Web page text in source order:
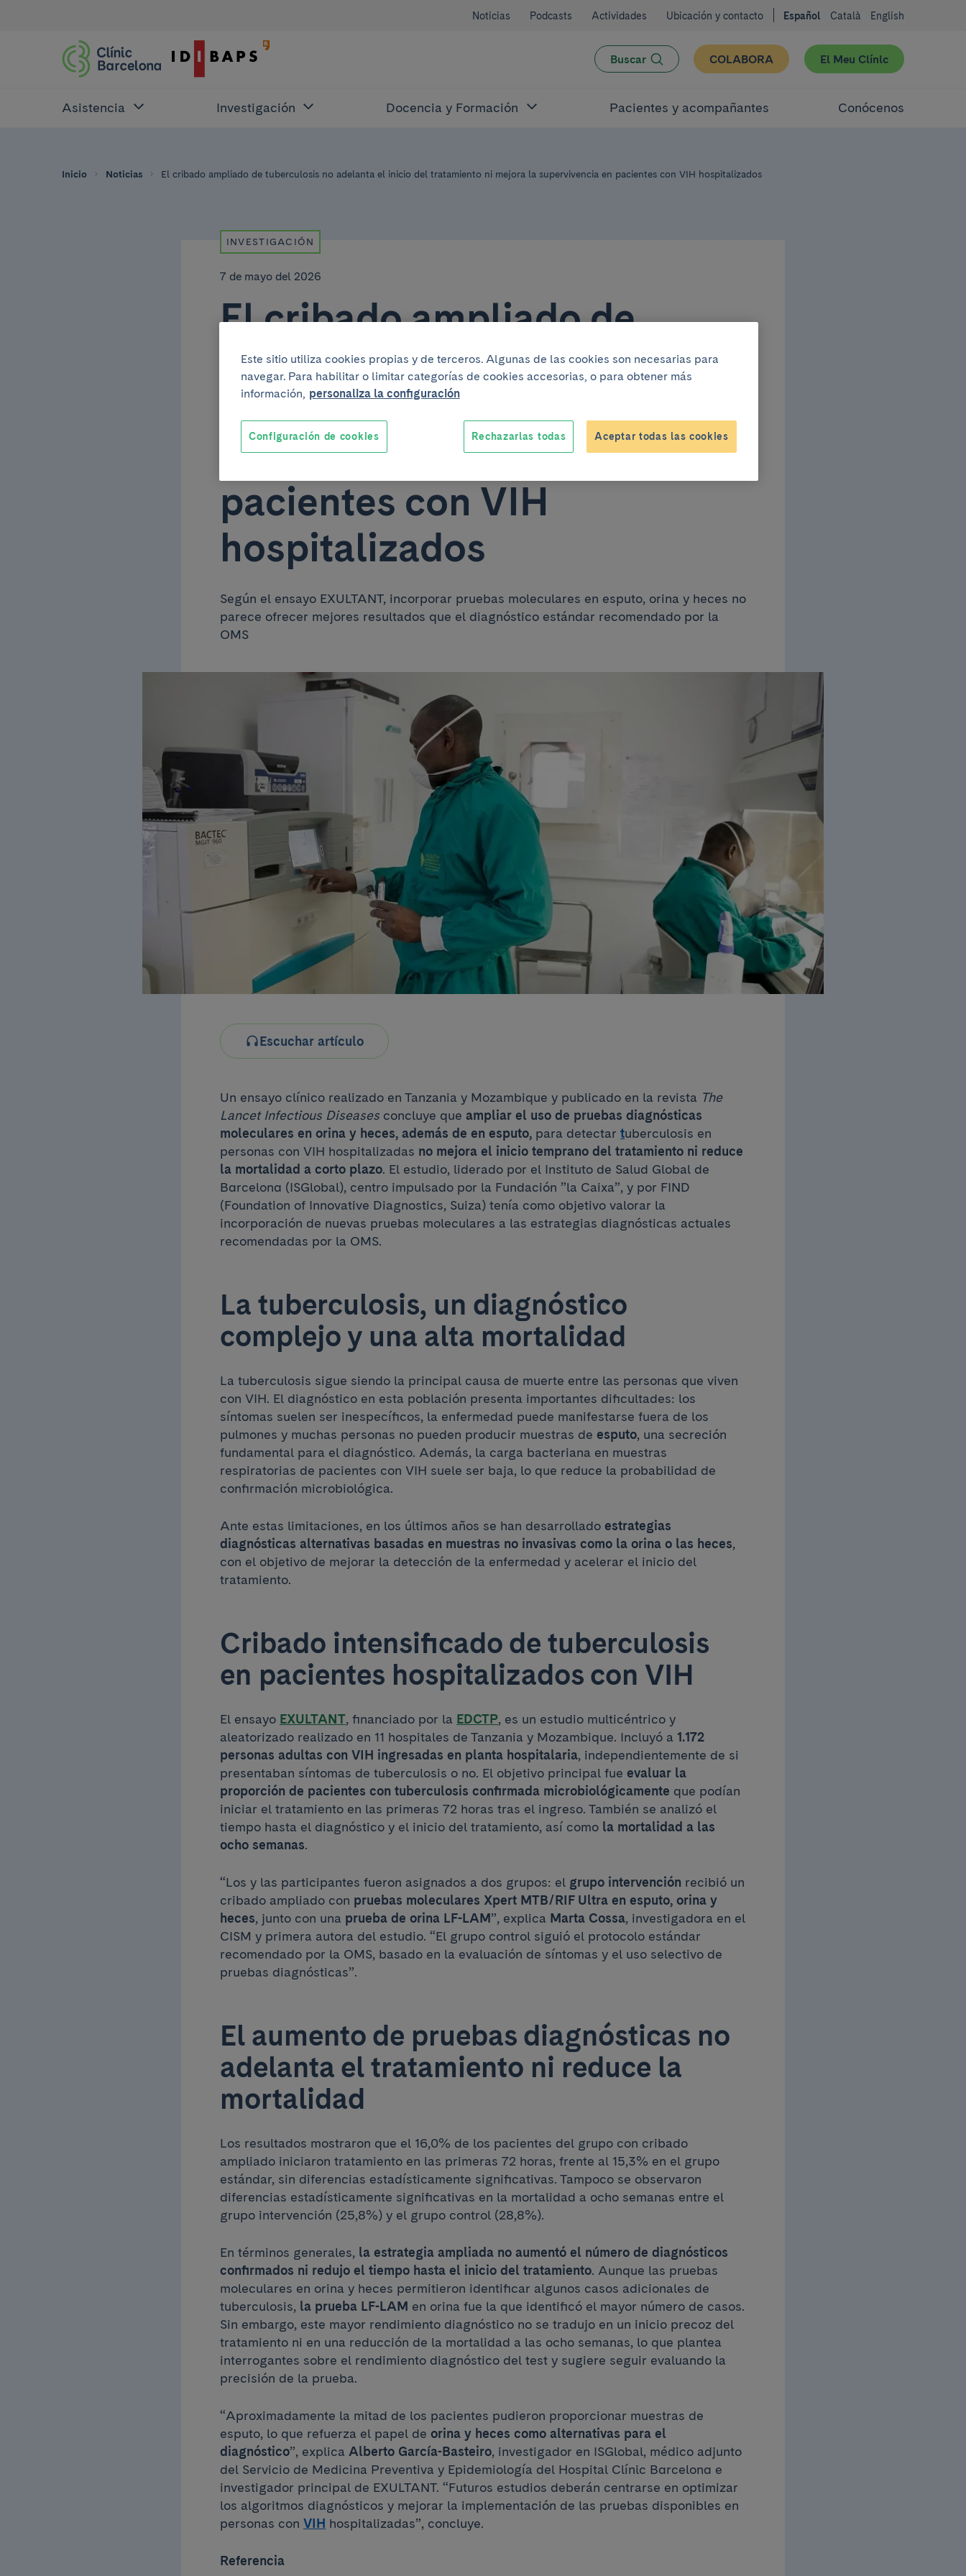
Noticias Podcasts Actividades Ubicación y contacto Español Català English
Buscar COLABORA El Meu Clínic
Asistencia Investigación Docencia y Formación Pacientes y acompañantes Conócenos
Inicio Noticias El cribado ampliado de tuberculosis no adelanta el inicio del tratamiento ni mejora la supervivencia en pacientes con VIH hospitalizados
INVESTIGACIÓN
7 de mayo del 2026
El cribado ampliado de
tuberculosis no adelanta el
inicio del tratamiento ni
mejora la supervivencia en
pacientes con VIH
hospitalizados
Según el ensayo EXULTANT, incorporar pruebas moleculares en esputo, orina y heces no
parece ofrecer mejores resultados que el diagnóstico estándar recomendado por la
OMS
Escuchar artículo
Un ensayo clínico realizado en Tanzania y Mozambique y publicado en la revista The
Lancet Infectious Diseases concluye que ampliar el uso de pruebas diagnósticas
moleculares en orina y heces, además de en esputo, para detectar tuberculosis en
personas con VIH hospitalizadas no mejora el inicio temprano del tratamiento ni reduce
la mortalidad a corto plazo. El estudio, liderado por el Instituto de Salud Global de
Barcelona (ISGlobal), centro impulsado por la Fundación ”la Caixa”, y por FIND
(Foundation of Innovative Diagnostics, Suiza) tenía como objetivo valorar la
incorporación de nuevas pruebas moleculares a las estrategias diagnósticas actuales
recomendadas por la OMS.
La tuberculosis, un diagnóstico
complejo y una alta mortalidad
La tuberculosis sigue siendo la principal causa de muerte entre las personas que viven
con VIH. El diagnóstico en esta población presenta importantes dificultades: los
síntomas suelen ser inespecíficos, la enfermedad puede manifestarse fuera de los
pulmones y muchas personas no pueden producir muestras de esputo, una secreción
fundamental para el diagnóstico. Además, la carga bacteriana en muestras
respiratorias de pacientes con VIH suele ser baja, lo que reduce la probabilidad de
confirmación microbiológica.
Ante estas limitaciones, en los últimos años se han desarrollado estrategias
diagnósticas alternativas basadas en muestras no invasivas como la orina o las heces,
con el objetivo de mejorar la detección de la enfermedad y acelerar el inicio del
tratamiento.
Cribado intensificado de tuberculosis
en pacientes hospitalizados con VIH
El ensayo EXULTANT, financiado por la EDCTP, es un estudio multicéntrico y
aleatorizado realizado en 11 hospitales de Tanzania y Mozambique. Incluyó a 1.172
personas adultas con VIH ingresadas en planta hospitalaria, independientemente de si
presentaban síntomas de tuberculosis o no. El objetivo principal fue evaluar la
proporción de pacientes con tuberculosis confirmada microbiológicamente que podían
iniciar el tratamiento en las primeras 72 horas tras el ingreso. También se analizó el
tiempo hasta el diagnóstico y el inicio del tratamiento, así como la mortalidad a las
ocho semanas.
“Los y las participantes fueron asignados a dos grupos: el grupo intervención recibió un
cribado ampliado con pruebas moleculares Xpert MTB/RIF Ultra en esputo, orina y
heces, junto con una prueba de orina LF-LAM”, explica Marta Cossa, investigadora en el
CISM y primera autora del estudio. “El grupo control siguió el protocolo estándar
recomendado por la OMS, basado en la evaluación de síntomas y el uso selectivo de
pruebas diagnósticas”.
El aumento de pruebas diagnósticas no
adelanta el tratamiento ni reduce la
mortalidad
Los resultados mostraron que el 16,0% de los pacientes del grupo con cribado
ampliado iniciaron tratamiento en las primeras 72 horas, frente al 15,3% en el grupo
estándar, sin diferencias estadísticamente significativas. Tampoco se observaron
diferencias estadísticamente significativas en la mortalidad a ocho semanas entre el
grupo intervención (25,8%) y el grupo control (28,8%).
En términos generales, la estrategia ampliada no aumentó el número de diagnósticos
confirmados ni redujo el tiempo hasta el inicio del tratamiento. Aunque las pruebas
moleculares en orina y heces permitieron identificar algunos casos adicionales de
tuberculosis, la prueba LF-LAM en orina fue la que identificó el mayor número de casos.
Sin embargo, este mayor rendimiento diagnóstico no se tradujo en un inicio precoz del
tratamiento ni en una reducción de la mortalidad a las ocho semanas, lo que plantea
interrogantes sobre el rendimiento diagnóstico del test y sugiere seguir evaluando la
precisión de la prueba.
“Aproximadamente la mitad de los pacientes pudieron proporcionar muestras de
esputo, lo que refuerza el papel de orina y heces como alternativas para el
diagnóstico”, explica Alberto García-Basteiro, investigador en ISGlobal, médico adjunto
del Servicio de Medicina Preventiva y Epidemiología del Hospital Clínic Barcelona e
investigador principal de EXULTANT. “Futuros estudios deberán centrarse en optimizar
los algoritmos diagnósticos y mejorar la implementación de las pruebas disponibles en
personas con VIH hospitalizadas”, concluye.
Referencia
Este sitio utiliza cookies propias y de terceros. Algunas de las cookies son necesarias para
navegar. Para habilitar o limitar categorías de cookies accesorias, o para obtener más
información, personaliza la configuración
Rechazarlas todas Aceptar todas las cookies
Configuración de cookies